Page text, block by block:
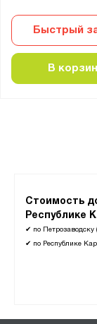
Стоимость
Республике
✔ по Петрозаводску
✔ по Республике
Быстрый
В